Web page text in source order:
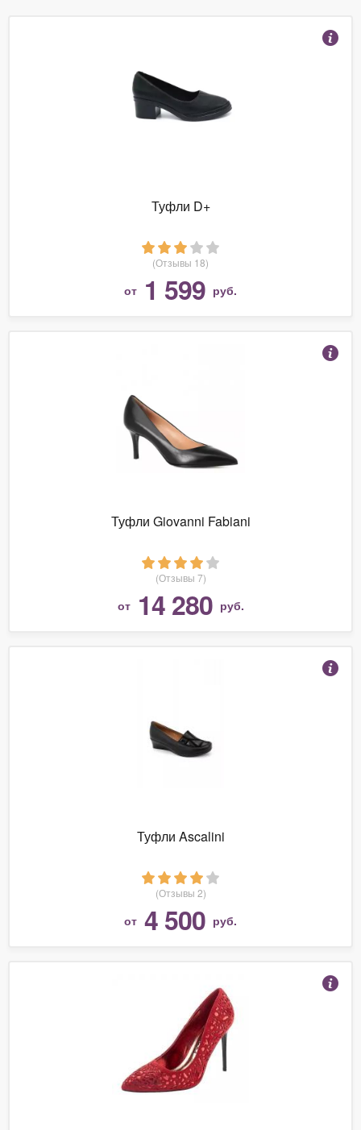
Туфли D+
(Отзывы 18)
от 1 599 руб.
Туфли Giovanni Fabiani
(Отзывы 7)
от 14 280 руб.
Туфли Ascalini
(Отзывы 2)
от 4 500 руб.